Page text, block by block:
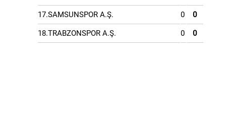
17.SAMSUNSPOR A.Ş. 0 0
18.TRABZONSPOR A.Ş. 0 0